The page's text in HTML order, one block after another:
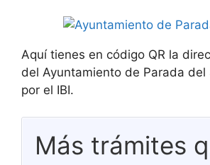
Aquí tienes en código QR la
del Ayuntamiento de Parada del
por el IBI.
Más trámites